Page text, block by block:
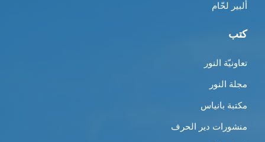
ألبير لحّام
كتب
تعاونيّة النور
مجلة النور
مكتبة بانياس
منشورات دير الحرف